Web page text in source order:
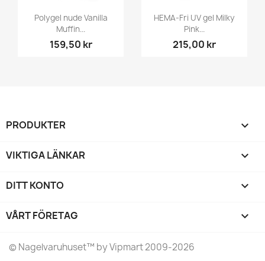
Polygel nude Vanilla
Muffin...
159,50 kr
HEMA-Fri UV gel Milky
Pink...
215,00 kr
PRODUKTER 
VIKTIGA LÄNKAR 
DITT KONTO 
VÅRT FÖRETAG keyboard_arrow_down
© Nagelvaruhuset™ by Vipmart 2009-2026